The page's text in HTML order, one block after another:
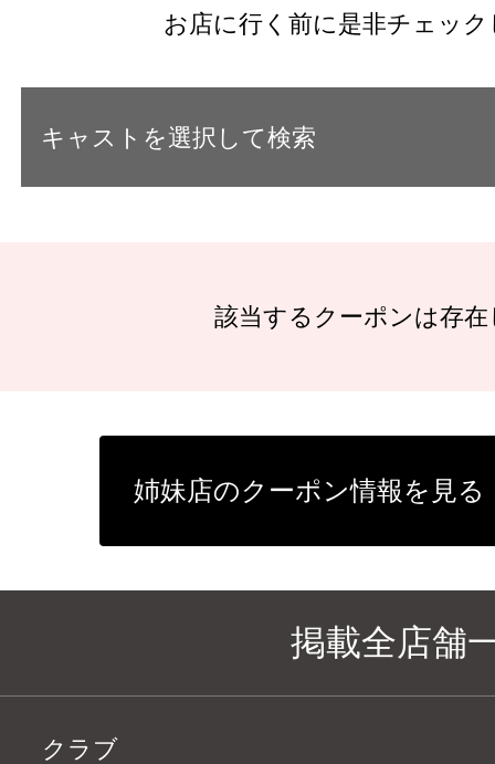
お店に行く前に是非チェッ
キャストを選択して検索
該当するクーポンは存
姉妹店のクーポン情報を見る
掲載全店舗
クラブ